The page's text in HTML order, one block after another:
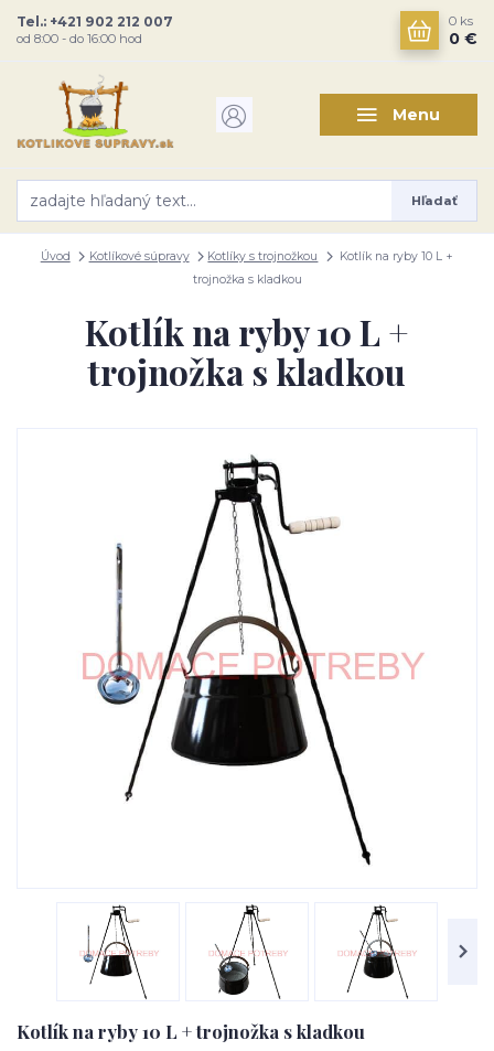
Menu
Hľadať
Tel.: +421 902 212 007
od 8:00 - do 16:00 hod
0 ks
0 €
Úvod Kotlíkové súpravy Kotlíky s trojnožkou
Kotlík na ryby 10 L +
trojnožka s kladkou
Kotlík na ryby 10 L +
trojnožka s kladkou
Kotlík na ryby 10 L + trojnožka s kladkou